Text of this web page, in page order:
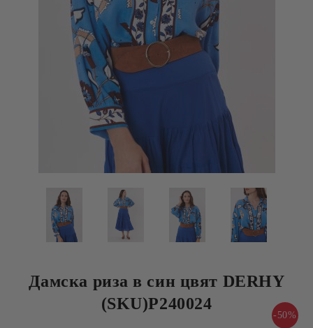
Дамска риза в син цвят DERHY
(SKU)P240024
-50%